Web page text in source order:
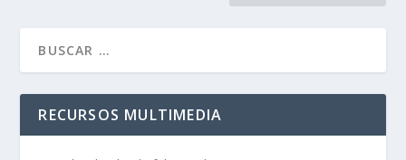
RECURSOS MULTIMEDIA